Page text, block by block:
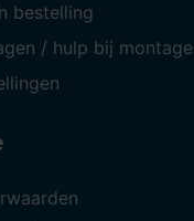
bestelling
/ hulp bij montage